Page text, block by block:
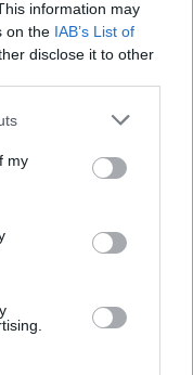
information may
on the IAB’s List of
disclose it to other
my